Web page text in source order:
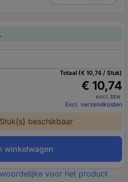
Totaal (€ 10,74 / Stuk)
€ 10,74
excl. btw
Excl. verzendkosten
beschikbaar
winkelwagen
voor het product